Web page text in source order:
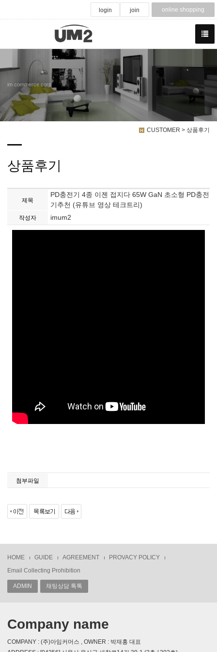
login join online shopping
im commerce corp
CUSTOMER > 상품후기
상품후기
제목
PD충전기 4종 이젠 접지다 65W GaN 초소형 PD충전
기추천 (유튜브 영상 테크트리)
작성자 imum2
첨부파일
HOME GUIDE AGREEMENT
PROVACY POLICY
Email Collecting Prohibition
ADMIN 채팅상담 톡톡
Company name
COMPANY : (주)아임커머스 , OWNER : 박재홍 대표